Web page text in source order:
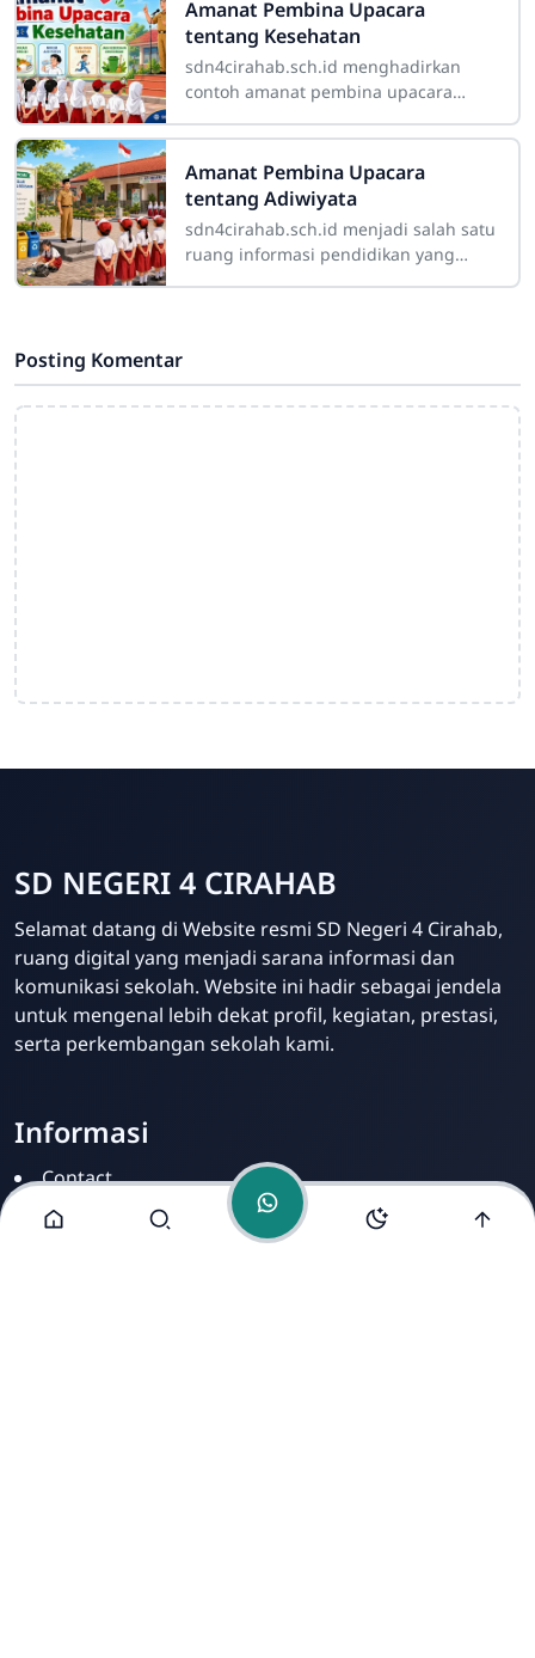
Admin
Online
tidak
Amanat Pembina Upacara
tentang Kesehatan
sdn4cirahab.sch.id menghadirkan
contoh amanat pembina upacara
dijadikan referensi bagi guru, kepala
sekolah, maupun
Amanat Pembina Upacara
tentang Adiwiyata
sdn4cirahab.sch.id menjadi salah satu
ruang informasi pendidikan yang
Posting Komentar
SD NEGERI 4 CIRAHAB
Selamat datang di Website resmi SD Negeri 4 Cirahab,
ruang digital yang menjadi sarana informasi dan
komunikasi sekolah. Website ini hadir sebagai jendela
untuk mengenal lebih dekat profil, kegiatan, prestasi,
serta perkembangan sekolah kami.
Informasi
Contact
Disclamer